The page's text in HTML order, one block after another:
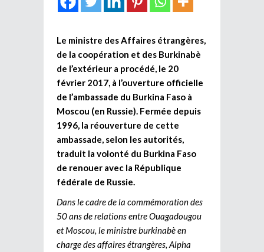
Le ministre des Affaires étrangères,
de la coopération et des Burkinabè
de l’extérieur a procédé, le 20
février 2017, à l’ouverture officielle
de l’ambassade du Burkina Faso à
Moscou (en Russie). Fermée depuis
1996, la réouverture de cette
ambassade, selon les autorités,
traduit la volonté du Burkina Faso
de renouer avec la République
fédérale de Russie.
Dans le cadre de la commémoration des
50 ans de relations entre Ouagadougou
et Moscou, le ministre burkinabè en
charge des affaires étrangères, Alpha